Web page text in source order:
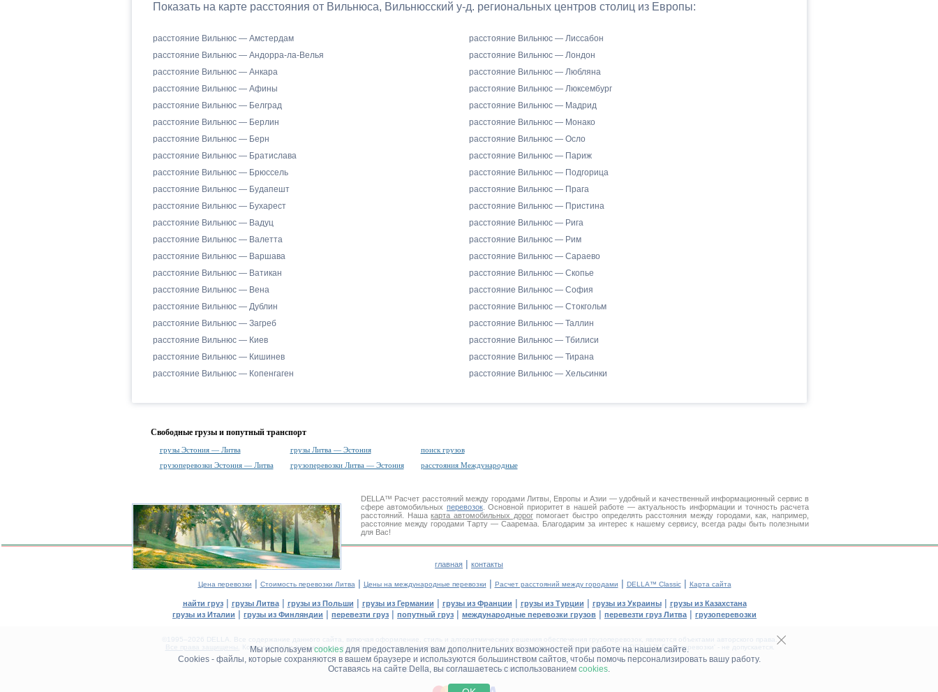
Мы используем cookiesдля предоставления вам дополнительних возможностей при работе на нашем сайте.
Cookies - файлы, которые сохраняются в вашем браузере и используются большинством сайтов, чтобы помочь персонализировать вашу работу.
Оставаясь на сайте Della, вы соглашаетесь с использованием cookies.
Показать на карте расстояния от Вильнюса, Вильнюсский у-д. региональных центров столиц из Европы:
расстояние Вильнюс — Амстердам
расстояние Вильнюс — Андорра-ла-Велья
расстояние Вильнюс — Анкара
расстояние Вильнюс — Афины
расстояние Вильнюс — Белград
расстояние Вильнюс — Берлин
расстояние Вильнюс — Берн
расстояние Вильнюс — Братислава
расстояние Вильнюс — Брюссель
расстояние Вильнюс — Будапешт
расстояние Вильнюс — Бухарест
расстояние Вильнюс — Вадуц
расстояние Вильнюс — Валетта
расстояние Вильнюс — Варшава
расстояние Вильнюс — Ватикан
расстояние Вильнюс — Вена
расстояние Вильнюс — Дублин
расстояние Вильнюс — Загреб
расстояние Вильнюс — Киев
расстояние Вильнюс — Кишинев
расстояние Вильнюс — Копенгаген
расстояние Вильнюс — Лиссабон
расстояние Вильнюс — Лондон
расстояние Вильнюс — Любляна
расстояние Вильнюс — Люксембург
расстояние Вильнюс — Мадрид
расстояние Вильнюс — Монако
расстояние Вильнюс — Осло
расстояние Вильнюс — Париж
расстояние Вильнюс — Подгорица
расстояние Вильнюс — Прага
расстояние Вильнюс — Пристина
расстояние Вильнюс — Рига
расстояние Вильнюс — Рим
расстояние Вильнюс — Сараево
расстояние Вильнюс — Скопье
расстояние Вильнюс — София
расстояние Вильнюс — Стокгольм
расстояние Вильнюс — Таллин
расстояние Вильнюс — Тбилиси
расстояние Вильнюс — Тирана
расстояние Вильнюс — Хельсинки
Свободные грузы и попутный транспорт
грузы Эстония — Литва грузы Литва — Эстония
поиск грузов
грузоперевозки Эстония — Литва
грузоперевозки Литва — Эстония расстояния Международные
DELLA™ Расчет расстояниймежду городами Литвы, Европы и Азии — удобный и качественный информационный сервис в
сфере автомобильных перевозок. Основной приоритет в нашей работе — актуальность информации и точность расчета
расстояний. Нашакарта автомобильных дорогпомогает быстро определять расстояния между городами, как, например,
расстояние между городами Тарту — Сааремаа. Благодарим за интерес к нашему сервису, всегда рады быть полезными
для Вас!
главная | контакты
Цена перевозки | Стоимость перевозки Литва | Цены на международные перевозки | Расчет расстояний между городами | DELLA™ Classic| Карта сайта
найти груз| грузы Литва| грузы из Польши | грузы из Германии | грузы из Франции | грузы из Турции | грузы из Украины| грузы из Казахстана
грузы из Италии | грузы из Финляндии | перевезти груз | попутный груз | международные перевозки грузов | перевезти груз Литва | грузоперевозки
©1995–2026 DELLA. Все содержание данного сайта, включая оформление, стиль и алгоритмические решения обеспечения грузоперевозок, являются объектами авторского права.
Все права защищены.
Копирование и размещение в других средствах информации и интернет-сайтах без официального разрешения 'DELLA™ Грузоперевозки' - не допускается.
ДЕЛЛА® —ВАШИГРУЗОПЕРЕВОЗКИ™!